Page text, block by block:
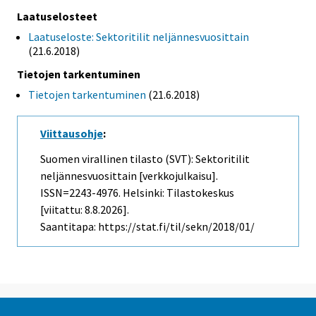
Laatuselosteet
Laatuseloste: Sektoritilit neljännesvuosittain
(21.6.2018)
Tietojen tarkentuminen
Tietojen tarkentuminen (21.6.2018)
Viittausohje:
Suomen virallinen tilasto (SVT): Sektoritilit
neljännesvuosittain [verkkojulkaisu].
ISSN=2243-4976. Helsinki: Tilastokeskus
[viitattu: 8.8.2026].
Saantitapa: https://stat.fi/til/sekn/2018/01/